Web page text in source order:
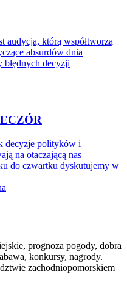
audycja, którą współtworzą
absurdów dnia
decyzji
decyzje polityków i
na otaczającą nas
do czwartku dyskutujemy w
prognoza pogody, dobra
konkursy, nagrody.
zachodniopomorskiem